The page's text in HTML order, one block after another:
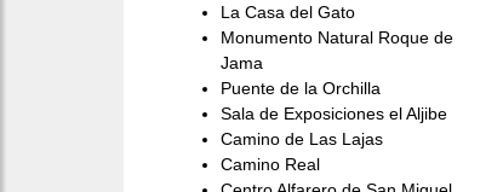
La Casa del Gato
Monumento Natural Roque de
Jama
Puente de la Orchilla
Sala de Exposiciones el Aljibe
Camino de Las Lajas
Camino Real